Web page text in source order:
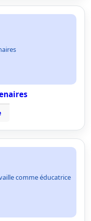
comme éducatrice